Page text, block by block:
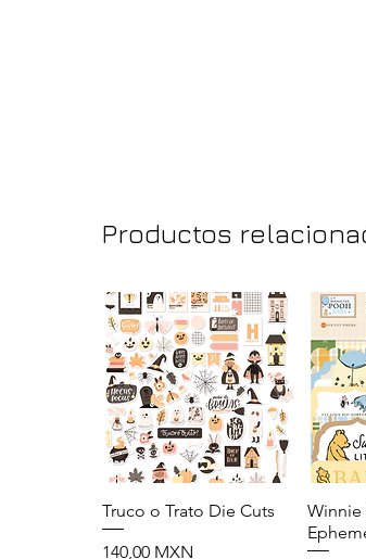
Productos
Vista rápida
Truco o Trato Die Cuts
Precio
140,00 MXN
Winnie